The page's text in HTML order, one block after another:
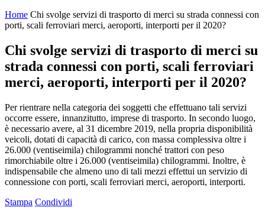
Home Chi svolge servizi di trasporto di merci su strada connessi con
porti, scali ferroviari merci, aeroporti, interporti per il 2020?
Chi svolge servizi di trasporto di merci su
strada connessi con porti, scali ferroviari
merci, aeroporti, interporti per il 2020?
Per rientrare nella categoria dei soggetti che effettuano tali servizi
occorre essere, innanzitutto, imprese di trasporto. In secondo luogo,
è necessario avere, al 31 dicembre 2019, nella propria disponibilità
veicoli, dotati di capacità di carico, con massa complessiva oltre i
26.000 (ventiseimila) chilogrammi nonché trattori con peso
rimorchiabile oltre i 26.000 (ventiseimila) chilogrammi. Inoltre, è
indispensabile che almeno uno di tali mezzi effettui un servizio di
connessione con porti, scali ferroviari merci, aeroporti, interporti.
Stampa Condividi